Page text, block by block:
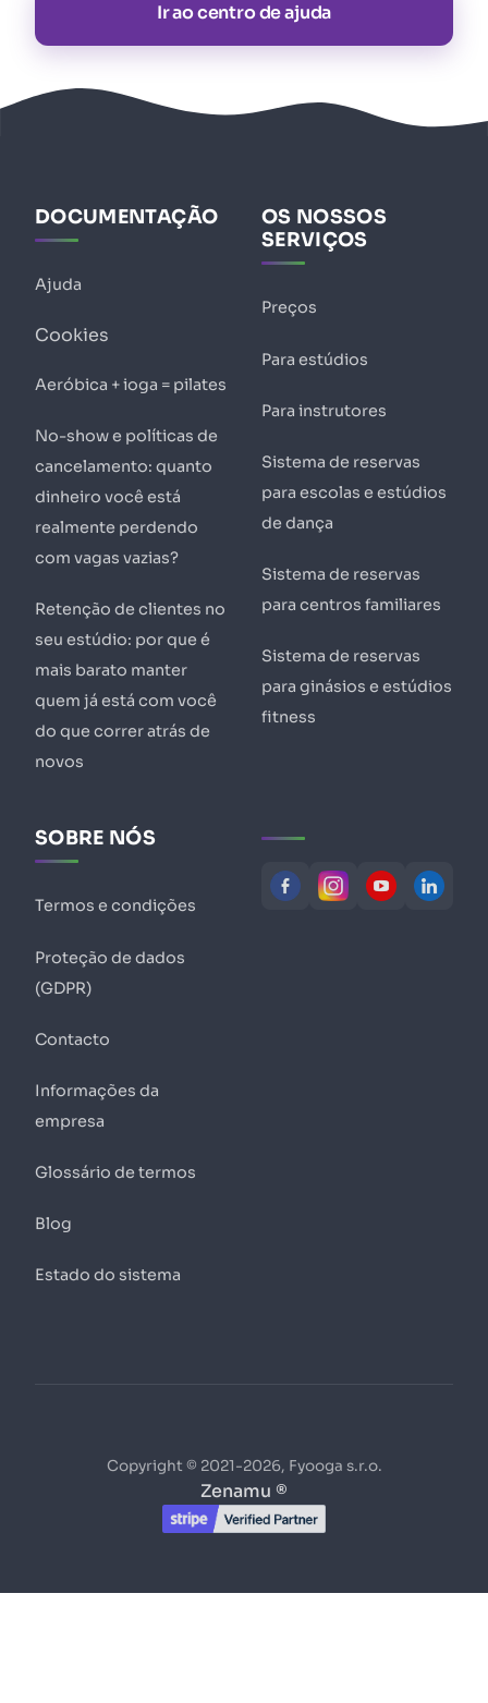
Ir ao centro de ajuda
DOCUMENTAÇÃO
Ajuda
Cookies
Aeróbica + ioga = pilates
No-show e políticas de
cancelamento: quanto
dinheiro você está
realmente perdendo
com vagas vazias?
Retenção de clientes no
seu estúdio: por que é
mais barato manter
quem já está com você
do que correr atrás de
novos
OS NOSSOS
SERVIÇOS
Preços
Para estúdios
Para instrutores
Sistema de reservas
para escolas e estúdios
de dança
Sistema de reservas
para centros familiares
Sistema de reservas
para ginásios e estúdios
fitness
SOBRE NÓS
Termos e condições
Proteção de dados
(GDPR)
Contacto
Informações da
empresa
Glossário de termos
Blog
Estado do sistema
Copyright © 2021-2026, Fyooga s.r.o.
Zenamu ®